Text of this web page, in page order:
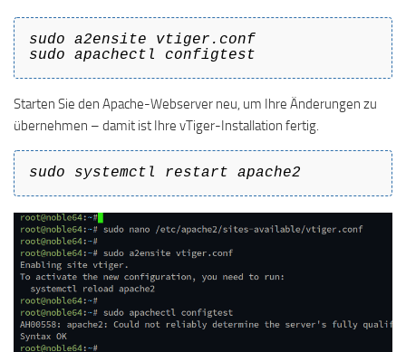
sudo a2ensite vtiger.conf
sudo apachectl configtest
Starten Sie den Apache-Webserver neu, um Ihre Änderungen zu
übernehmen – damit ist Ihre vTiger-Installation fertig.
sudo systemctl restart apache2